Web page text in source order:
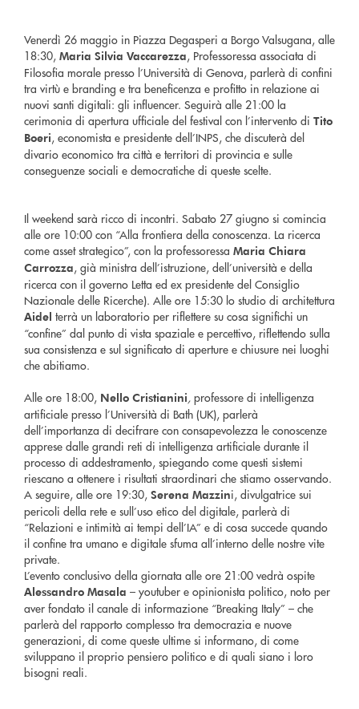
Venerdì 26 maggio in Piazza Degasperi a Borgo Valsugana, alle
18:30, Maria Silvia Vaccarezza, Professoressa associata di
Filosofia morale presso l’Università di Genova, parlerà di confini
tra virtù e branding e tra beneficenza e profitto in relazione ai
nuovi santi digitali: gli influencer. Seguirà alle 21:00 la
cerimonia di apertura ufficiale del festival con l’intervento di Tito
Boeri, economista e presidente dell’INPS, che discuterà del
divario economico tra città e territori di provincia e sulle
conseguenze sociali e democratiche di queste scelte.
Il weekend sarà ricco di incontri. Sabato 27 giugno si comincia
alle ore 10:00 con “Alla frontiera della conoscenza. La ricerca
come asset strategico”, con la professoressa Maria Chiara
Carrozza, già ministra dell’istruzione, dell’università e della
ricerca con il governo Letta ed ex presidente del Consiglio
Nazionale delle Ricerche). Alle ore 15:30 lo studio di architettura
Aidel terrà un laboratorio per riflettere su cosa significhi un
“confine” dal punto di vista spaziale e percettivo, riflettendo sulla
sua consistenza e sul significato di aperture e chiusure nei luoghi
che abitiamo.
Alle ore 18:00, Nello Cristianini, professore di intelligenza
artificiale presso l’Università di Bath (UK), parlerà
dell’importanza di decifrare con consapevolezza le conoscenze
apprese dalle grandi reti di intelligenza artificiale durante il
processo di addestramento, spiegando come questi sistemi
riescano a ottenere i risultati straordinari che stiamo osservando.
A seguire, alle ore 19:30, Serena Mazzini, divulgatrice sui
pericoli della rete e sull’uso etico del digitale, parlerà di
“Relazioni e intimità ai tempi dell’IA” e di cosa succede quando
il confine tra umano e digitale sfuma all’interno delle nostre vite
private.
L’evento conclusivo della giornata alle ore 21:00 vedrà ospite
Alessandro Masala – youtuber e opinionista politico, noto per
aver fondato il canale di informazione “Breaking Italy” – che
parlerà del rapporto complesso tra democrazia e nuove
generazioni, di come queste ultime si informano, di come
sviluppano il proprio pensiero politico e di quali siano i loro
bisogni reali.